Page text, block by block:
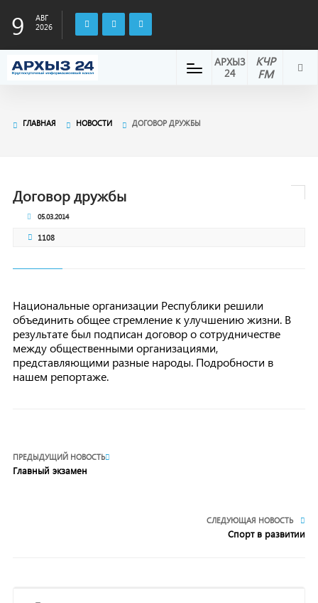
9
АВГ
2026
КЧР
FM
АРХЫЗ
24
ГЛАВНАЯ НОВОСТИ ДОГОВОР ДРУЖБЫ
Договор дружбы
05.03.2014
1108
Национальные организации Республики решили
объединить общее стремление к улучшению жизни. В
результате был подписан договор о сотрудничестве
между общественными организациями,
представляющими разные народы. Подробности в
нашем репортаже.
ПРЕДЫДУЩИЙ НОВОСТЬ
Главный экзамен
СЛЕДУЮЩАЯ НОВОСТЬ
Спорт в развитии